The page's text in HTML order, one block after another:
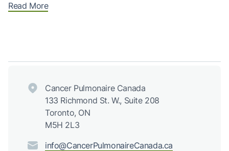
Read More
Cancer Pulmonaire Canada
133 Richmond St. W., Suite 208
Toronto, ON
M5H 2L3
info@CancerPulmonaireCanada.ca